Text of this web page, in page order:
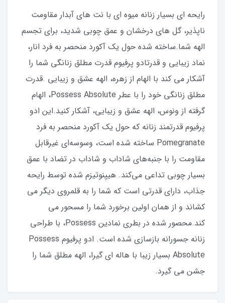
رایحه ای بسیار زنانه میوه ای با نت های آبدار مقاومت
ناپذیر، گل های درخشان و عمق چوبی شدید، برای تجسم
الهه شما.ساخته شده حول یک آکورد منحصر به فرد انار،
نماد زیبایی و قدرتادو پرفیوم قدرت مطلق زنانگی شما را
آشکار می کند با الهام از زهره، الهه عشق و زیبایی .قدرت
مطلق زنانگی خود را با عطر Possess Absolute، الهام
گرفته از ونوس، الهه عشق و زیبایی، آشکار کنید.این ادو
پرفیوم قدرتمند زنانه که حول یک آکورد منحصر به فرد
Pomegranate ساخته شده است، وسوسه‌ای غیرقابل
مقاومت را با جنبه‌های شاداب و شاداب در تضاد با عمق
بسیار چوبی تداعی می‌کند. هیپنوتیزم شده توسط رایحه
جذاب، دارای قدرتی است که شما را به قلمروی دیگر می
کشاند و از همان اولین برخورد شما را مسحور می
کند.محصور شده در بطری نمادین Possess، با طراحی
زنانه جسورانه بازسازی شده است. ادو پرفیوم Possess
Absolute بسیار زیبا با هاله ای گیرا، الهه مطلق شما را
جشن می گیرد.